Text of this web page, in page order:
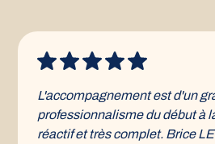
L'accompagnement est d'un
professionnalisme du début à
réactif et très complet. Brice